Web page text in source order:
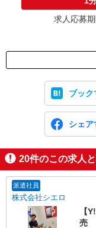
求人応募
ブック
シェア
20件のこの求人
派遣社員
株式会社シエロ
【
売